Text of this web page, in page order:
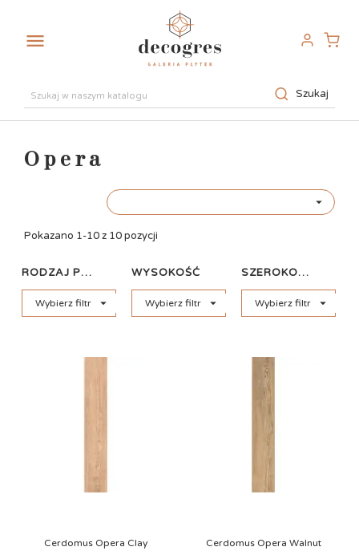

Szukaj
Opera

Pokazano 1-10 z 10 pozycji
RODZAJ PŁYTKI
Wybierz filtr 
WYSOKOŚĆ
Wybierz filtr 
SZEROKOŚĆ
Wybierz filtr 
Cerdomus Opera Clay
Cerdomus Opera Walnut